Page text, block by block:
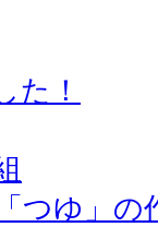
た！
つゆ」の